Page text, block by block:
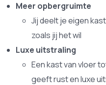
Meer opbergruimte
Jij deelt je eigen
zoals jij het wil
Luxe uitstraling
Een kast van vloer
geeft rust en luxe